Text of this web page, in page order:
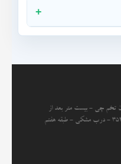
تخم چی - بیست متر بعد از